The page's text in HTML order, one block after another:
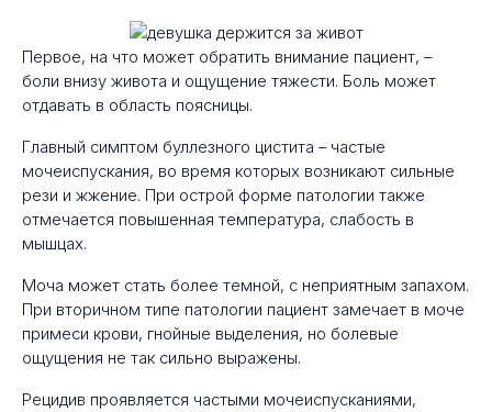
Первое, на что может обратить внимание пациент, –
боли внизу живота и ощущение тяжести. Боль может
отдавать в область поясницы.
Главный симптом буллезного цистита – частые
мочеиспускания, во время которых возникают сильные
рези и жжение. При острой форме патологии также
отмечается повышенная температура, слабость в
мышцах.
Моча может стать более темной, с неприятным запахом.
При вторичном типе патологии пациент замечает в моче
примеси крови, гнойные выделения, но болевые
ощущения не так сильно выражены.
Рецидив проявляется частыми мочеиспусканиями,